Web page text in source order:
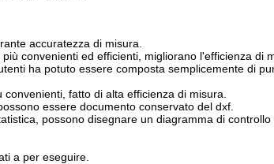
accuratezza di misura.
convenienti ed efficienti, migliorano l'efficienza di
ha potuto essere composta semplicemente di
fatto di alta efficienza di misura.
essere documento conservato del dxf.
possono disegnare un diagramma di
a per eseguire.